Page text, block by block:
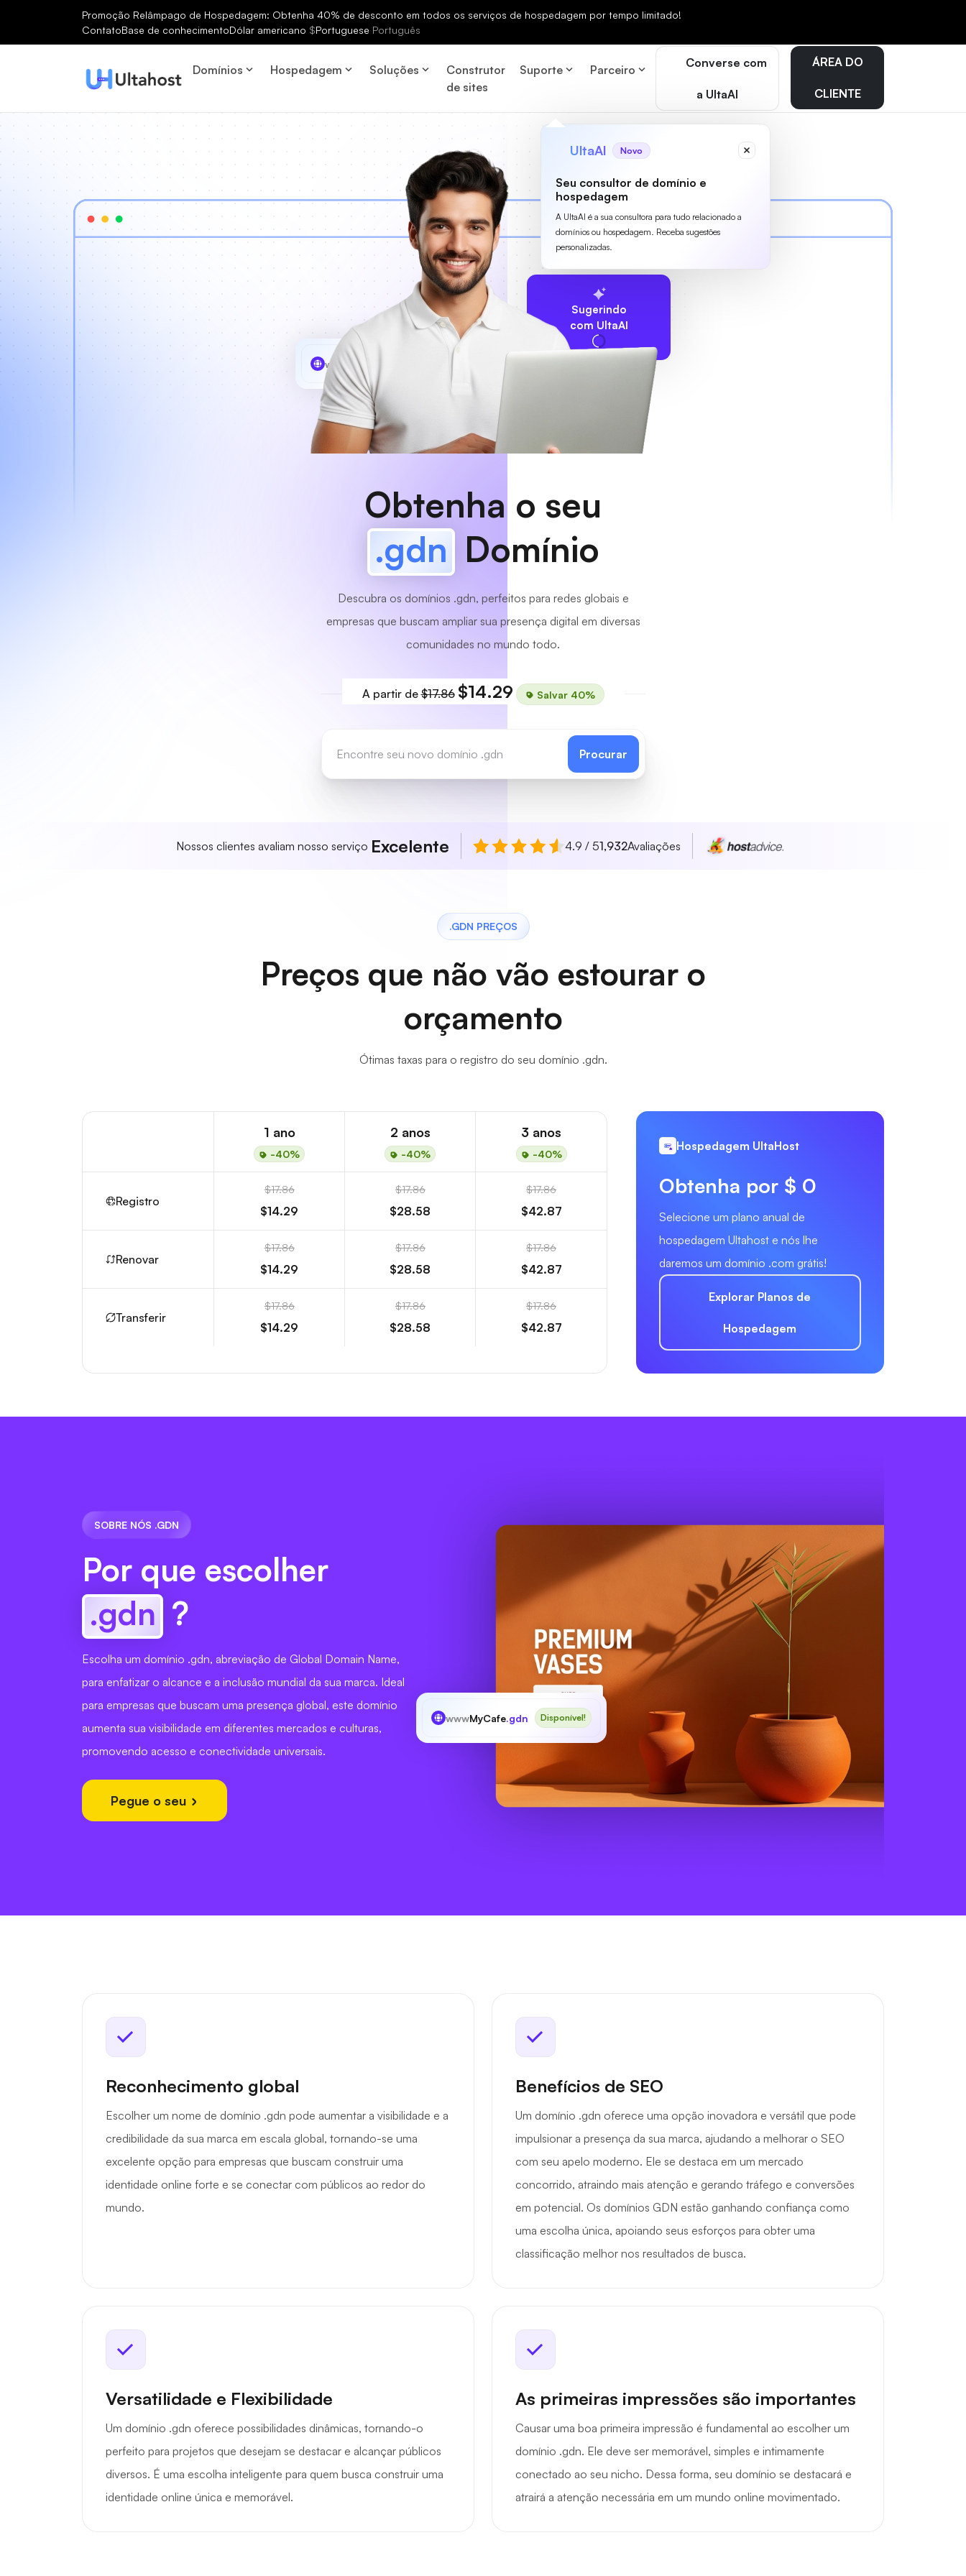
Promoção Relâmpago de Hospedagem: Obtenha 40% de desconto em todos os serviços de hospedagem por tempo limitado!
ContatoBase de conhecimentoDólar americano $Portuguese Português
Domínios Hospedagem Soluções
Construtor
de sites
Suporte Parceiro Converse com
a UltaAI
UltaAI Novo
Seu consultor de domínio e
hospedagem
A UltaAI é a sua consultora para tudo relacionado a
domínios ou hospedagem. Receba sugestões
personalizadas.
ÁREA DO
CLIENTE
Sugerindo
com UltaAI
www MyCafe
Obtenha o seu
.gdn Domínio
Descubra os domínios .gdn, perfeitos para redes globais e
empresas que buscam ampliar sua presença digital em diversas
comunidades no mundo todo.
A partir de$17.86 $14.29 Salvar 40%
Procurar
Nossos clientes avaliam nosso serviço Excelente 4.9 / 51,932Avaliações
.GDN PREÇOS
Preços que não vão estourar o
orçamento
Ótimas taxas para o registro do seu domínio .gdn.
1 ano
-40%
2 anos
-40%
3 anos
-40%
Registro
$17.86
$14.29
$17.86
$28.58
$17.86
$42.87
Renovar
$17.86
$14.29
$17.86
$28.58
$17.86
$42.87
Transferir
$17.86
$14.29
$17.86
$28.58
$17.86
$42.87
Hospedagem UltaHost
Obtenha por $ 0
Selecione um plano anual de
hospedagem Ultahost e nós lhe
daremos um domínio .com grátis!
Explorar Planos de
Hospedagem
SOBRE NÓS .GDN
Por que escolher
.gdn ?
Escolha um domínio .gdn, abreviação de Global Domain Name,
para enfatizar o alcance e a inclusão mundial da sua marca. Ideal
para empresas que buscam uma presença global, este domínio
aumenta sua visibilidade em diferentes mercados e culturas,
promovendo acesso e conectividade universais.
Pegue o seu
wwwMyCafe.gdn Disponível!
Reconhecimento global
Escolher um nome de domínio .gdn pode aumentar a visibilidade e a
credibilidade da sua marca em escala global, tornando-se uma
excelente opção para empresas que buscam construir uma
identidade online forte e se conectar com públicos ao redor do
mundo.
Benefícios de SEO
Um domínio .gdn oferece uma opção inovadora e versátil que pode
impulsionar a presença da sua marca, ajudando a melhorar o SEO
com seu apelo moderno. Ele se destaca em um mercado
concorrido, atraindo mais atenção e gerando tráfego e conversões
em potencial. Os domínios GDN estão ganhando confiança como
uma escolha única, apoiando seus esforços para obter uma
classificação melhor nos resultados de busca.
Versatilidade e Flexibilidade
Um domínio .gdn oferece possibilidades dinâmicas, tornando-o
perfeito para projetos que desejam se destacar e alcançar públicos
diversos. É uma escolha inteligente para quem busca construir uma
identidade online única e memorável.
As primeiras impressões são importantes
Causar uma boa primeira impressão é fundamental ao escolher um
domínio .gdn. Ele deve ser memorável, simples e intimamente
conectado ao seu nicho. Dessa forma, seu domínio se destacará e
atrairá a atenção necessária em um mundo online movimentado.